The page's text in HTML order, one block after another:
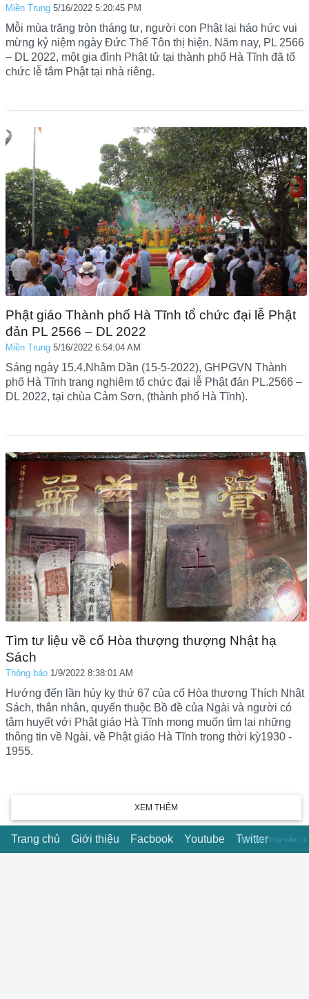
Miền Trung 5/16/2022 5:20:45 PM
Mỗi mùa trăng tròn tháng tư, người con Phật lại háo hức vui
mừng kỷ niệm ngày Đức Thế Tôn thị hiện. Năm nay, PL 2566
– DL 2022, một gia đình Phật tử tại thành phố Hà Tĩnh đã tổ
chức lễ tắm Phật tại nhà riêng.
Phật giáo Thành phố Hà Tĩnh tổ chức đại lễ Phật
đản PL 2566 – DL 2022
Miền Trung 5/16/2022 6:54:04 AM
Sáng ngày 15.4.Nhâm Dần (15-5-2022), GHPGVN Thành
phố Hà Tĩnh trang nghiêm tổ chức đại lễ Phật đản PL.2566 –
DL 2022, tại chùa Cảm Sơn, (thành phố Hà Tĩnh).
Tìm tư liệu về cố Hòa thượng thượng Nhật hạ
Sách
Thông báo 1/9/2022 8:38:01 AM
Hướng đến lần húy kỵ thứ 67 của cố Hòa thượng Thích Nhật
Sách, thân nhân, quyến thuộc Bồ đề của Ngài và người có
tâm huyết với Phật giáo Hà Tĩnh mong muốn tìm lại những
thông tin về Ngài, về Phật giáo Hà Tĩnh trong thời kỳ1930 -
1955.
XEM THÊM
Trang chủ Giới thiệu Facbook Youtube Twitter
Thời gian truy vấn : s